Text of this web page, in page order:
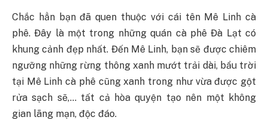
Chắc hẳn bạn đã quen thuộc với cái tên Mê Linh cà
phê. Đây là một trong những quán cà phê Đà Lạt có
khung cảnh đẹp nhất. Đến Mê Linh, bạn sẽ được chiêm
ngưỡng những rừng thông xanh mướt trải dài, bầu trời
tại Mê Linh cà phê cũng xanh trong như vừa được gột
rửa sạch sẽ,… tất cả hòa quyện tạo nên một không
gian lãng mạn, độc đáo.